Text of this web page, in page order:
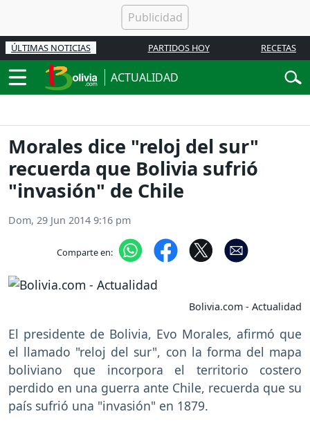
ÚLTIMAS NOTICIAS PARTIDOS HOY RECETAS
ACTUALIDAD
Morales dice "reloj del sur"
recuerda que Bolivia sufrió
"invasión" de Chile
Dom, 29 Jun 2014 9:16 pm
Comparte en:
Bolivia.com - Actualidad
El presidente de Bolivia, Evo Morales, afirmó que
el llamado "reloj del sur", con la forma del mapa
boliviano que incorpora el territorio costero
perdido en una guerra ante Chile, recuerda que su
país sufrió una "invasión" en 1879.